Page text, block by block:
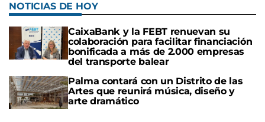
NOTICIAS DE HOY
CaixaBank y la FEBT renuevan su
colaboración para facilitar financiación
bonificada a más de 2.000 empresas
del transporte balear
Palma contará con un Distrito de las
Artes que reunirá música, diseño y
arte dramático